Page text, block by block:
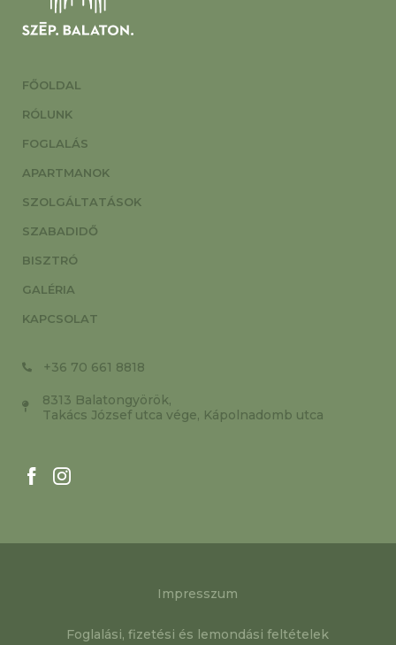
FŐOLDAL
RÓLUNK
FOGLALÁS
APARTMANOK
SZOLGÁLTATÁSOK
SZABADIDŐ
BISZTRÓ
GALÉRIA
KAPCSOLAT
+36 70 661 8818
8313 Balatongyörök,
Takács József utca vége, Kápolnadomb utca
Impresszum
Foglalási, fizetési és lemondási feltételek